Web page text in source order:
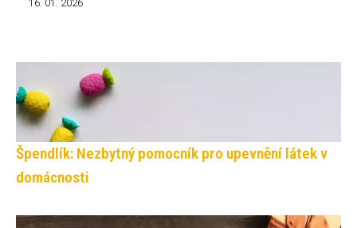
16. 01. 2026
Špendlík: Nezbytný pomocník pro upevnění látek v
domácnosti